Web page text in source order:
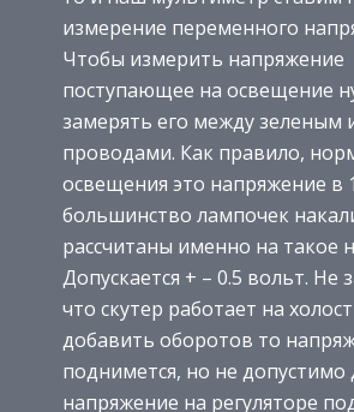
измерение переменного
Чтобы измерить напряжение
поступающее на освещение
замерять его между зеленым
проводами. Как правило,
освещения это напряжение в
большинство лампочек
рассчитаны именно на такое
Допускается + – 0.5 вольт. Не
что скутер работает на
добавить оборотов то
поднимется, но не
напряжение на регуляторе